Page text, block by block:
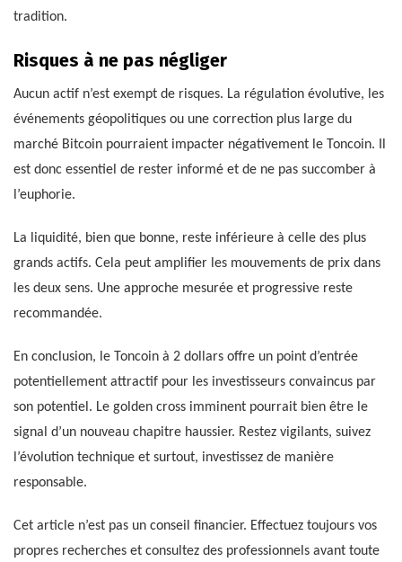
tradition.
Risques à ne pas négliger
Aucun actif n’est exempt de risques. La régulation évolutive, les
événements géopolitiques ou une correction plus large du
marché Bitcoin pourraient impacter négativement le Toncoin. Il
est donc essentiel de rester informé et de ne pas succomber à
l’euphorie.
La liquidité, bien que bonne, reste inférieure à celle des plus
grands actifs. Cela peut amplifier les mouvements de prix dans
les deux sens. Une approche mesurée et progressive reste
recommandée.
En conclusion, le Toncoin à 2 dollars offre un point d’entrée
potentiellement attractif pour les investisseurs convaincus par
son potentiel. Le golden cross imminent pourrait bien être le
signal d’un nouveau chapitre haussier. Restez vigilants, suivez
l’évolution technique et surtout, investissez de manière
responsable.
Cet article n’est pas un conseil financier. Effectuez toujours vos
propres recherches et consultez des professionnels avant toute